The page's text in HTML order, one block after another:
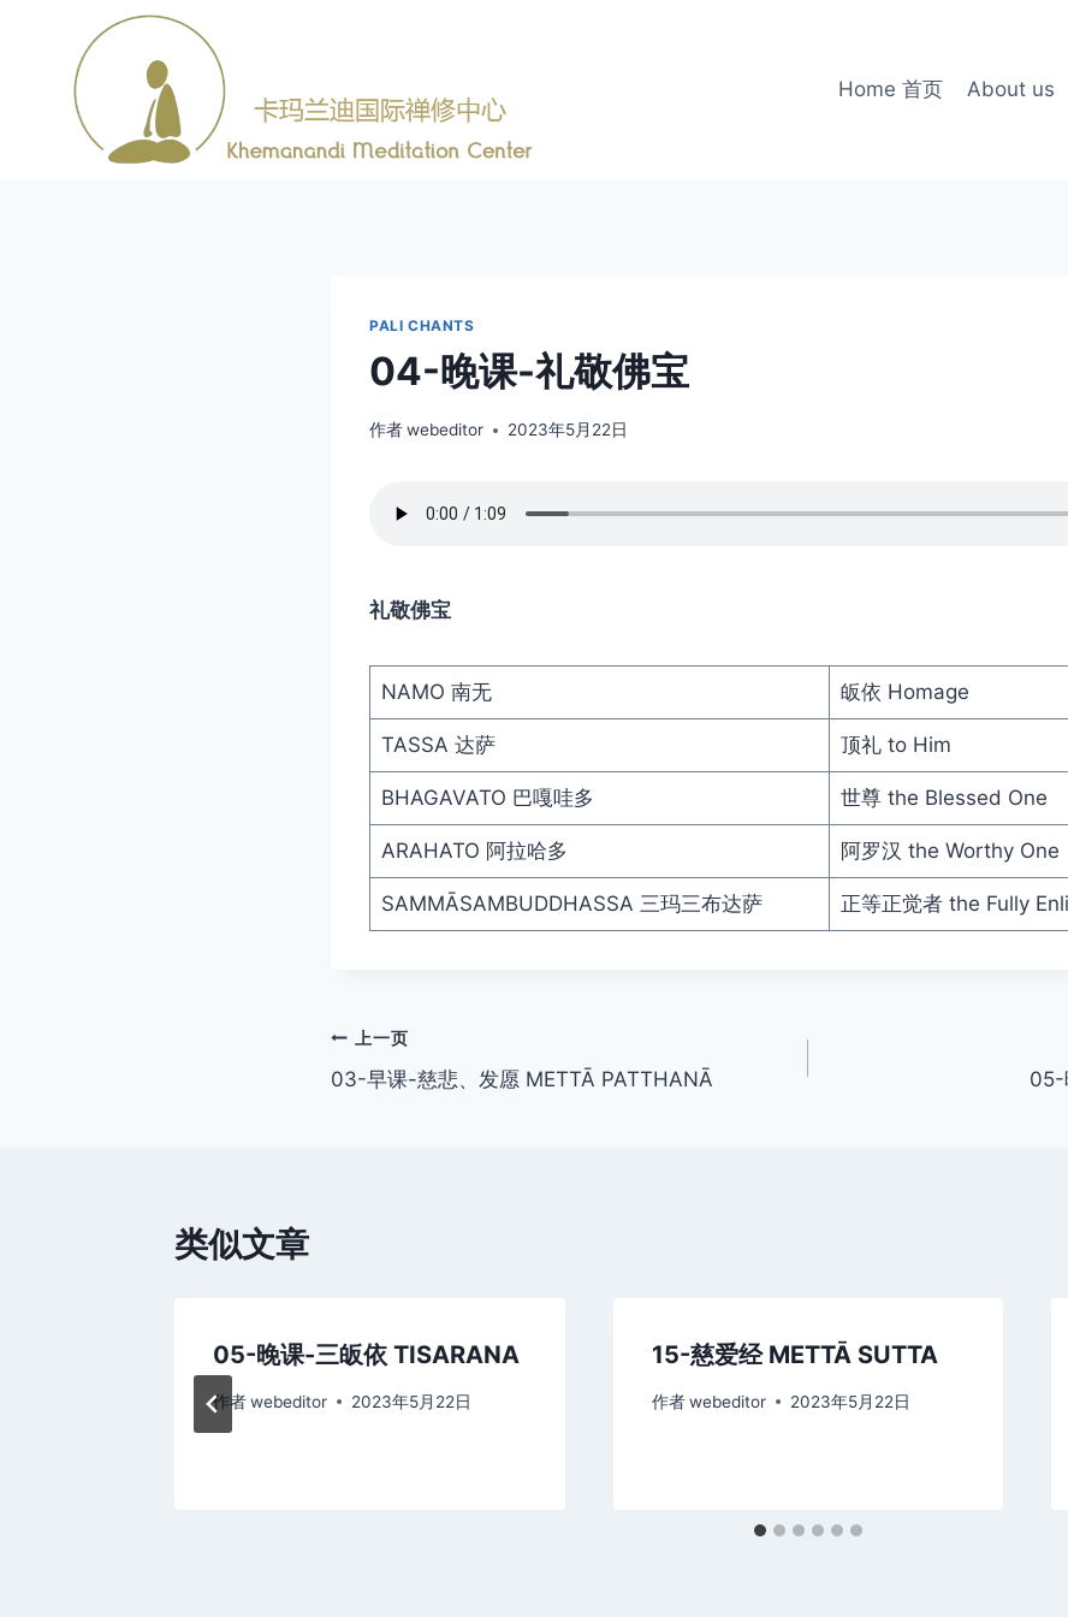
Home 首页 About us
PALI CHANTS
04-晚课-礼敬佛宝
作者webeditor 2023年5月22日
礼敬佛宝
NAMO 南无 皈依 Homage
TASSA 达萨 顶礼 to Him
BHAGAVATO 巴嘎哇多 世尊 the Blessed One
ARAHATO 阿拉哈多 阿罗汉 the Worthy One
SAMMĀSAMBUDDHASSA 三玛三布达萨 正等正觉者 the Fully
文
章
上一页
03-早课-慈悲、发愿 METTĀ PATTHANĀ 05-
类似文章
05-晚课-三皈依 TISARANA
作者webeditor 2023年5月22日
15-慈爱经 METTĀ SUTTA
作者 webeditor 2023年5月22日